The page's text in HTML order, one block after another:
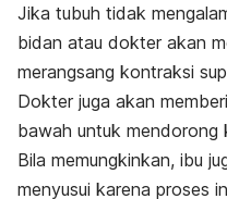
Jika tubuh tidak
bidan atau dokter akan
merangsang kontraksi
Dokter juga akan
bawah untuk mendorong
Bila memungkinkan, ibu
menyusui karena proses